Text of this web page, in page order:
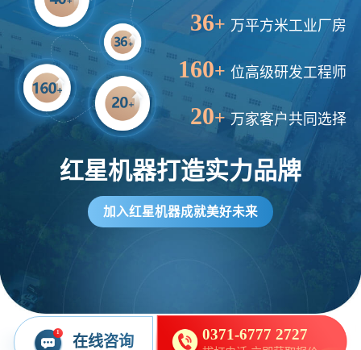
36+ 万平方米工业厂房
160+ 位高级研发工程师
20+ 万家客户共同选择
红星机器打造实力品牌
加入红星机器成就美好未来
1
在线咨询 0371-6777 2727